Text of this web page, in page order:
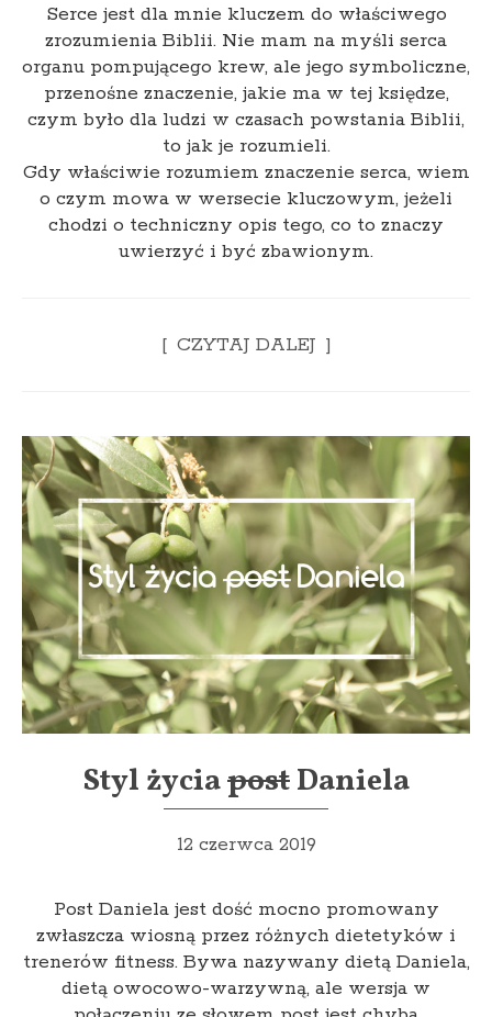
Serce jest dla mnie kluczem do właściwego
zrozumienia Biblii. Nie mam na myśli serca
organu pompującego krew, ale jego symboliczne,
przenośne znaczenie, jakie ma w tej księdze,
czym było dla ludzi w czasach powstania Biblii,
to jak je rozumieli.
Gdy właściwie rozumiem znaczenie serca, wiem
o czym mowa w wersecie kluczowym, jeżeli
chodzi o techniczny opis tego, co to znaczy
uwierzyć i być zbawionym.
CZYTAJ DALEJ
Styl życiapostDaniela
12 czerwca 2019
Post Daniela jest dość mocno promowany
zwłaszcza wiosną przez różnych dietetyków i
trenerów fitness. Bywa nazywany dietą Daniela,
dietą owocowo-warzywną, ale wersja w